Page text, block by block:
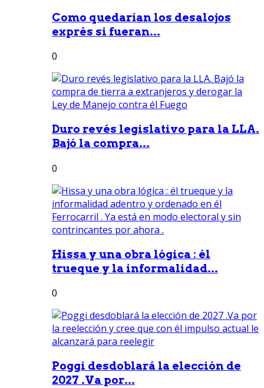
Como quedarían los desalojos
exprés si fueran...
0
Duro revés legislativo para la LLA.
Bajó la compra...
0
Hissa y una obra lógica : él
trueque y la informalidad...
0
Poggi desdoblará la elección de
2027 .Va por...